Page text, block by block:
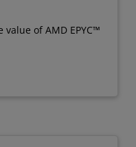
of AMD EPYC™